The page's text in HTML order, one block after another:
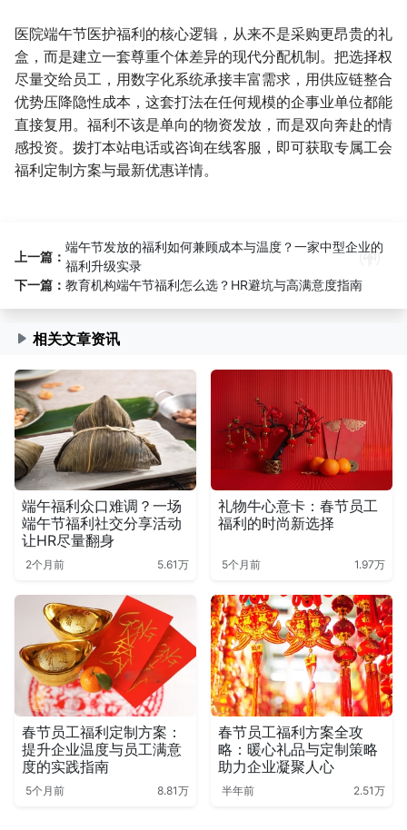
医院端午节医护福利的核心逻辑，从来不是采购更昂贵的礼
盒，而是建立一套尊重个体差异的现代分配机制。把选择权
尽量交给员工，用数字化系统承接丰富需求，用供应链整合
优势压降隐性成本，这套打法在任何规模的企事业单位都能
直接复用。福利不该是单向的物资发放，而是双向奔赴的情
感投资。拨打本站电话或咨询在线客服，即可获取专属工会
福利定制方案与最新优惠详情。
上一篇：
端午节发放的福利如何兼顾成本与温度？一家中型企业的
福利升级实录
下一篇： 教育机构端午节福利怎么选？HR避坑与高满意度指南
相关文章资讯
端午福利众口难调？一场
端午节福利社交分享活动
让HR尽量翻身
2个月前 5.61万
礼物牛心意卡：春节员工
福利的时尚新选择
5个月前 1.97万
春节员工福利定制方案：
提升企业温度与员工满意
度的实践指南
5个月前 8.81万
春节员工福利方案全攻
略：暖心礼品与定制策略
助力企业凝聚人心
半年前 2.51万